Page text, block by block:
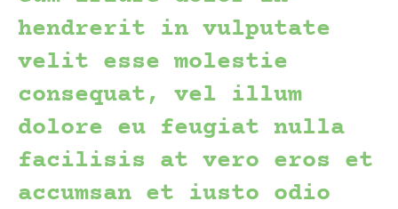
hendrerit in vulputate
velit esse molestie
consequat, vel illum
dolore eu feugiat nulla
facilisis at vero eros et
accumsan et iusto odio